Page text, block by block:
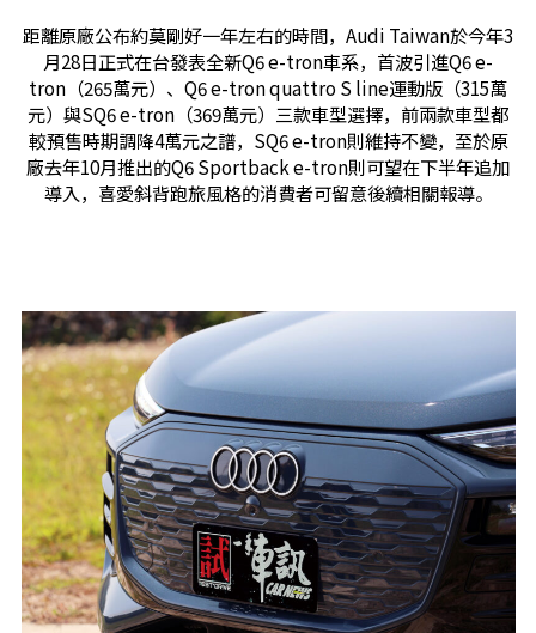
距離原廠公布約莫剛好一年左右的時間，Audi Taiwan於今年3
月28日正式在台發表全新Q6 e-tron車系，首波引進Q6 e-
tron（265萬元）、Q6 e-tron quattro S line運動版（315萬
元）與SQ6 e-tron（369萬元）三款車型選擇，前兩款車型都
較預售時期調降4萬元之譜，SQ6 e-tron則維持不變，至於原
廠去年10月推出的Q6 Sportback e-tron則可望在下半年追加
導入，喜愛斜背跑旅風格的消費者可留意後續相關報導。